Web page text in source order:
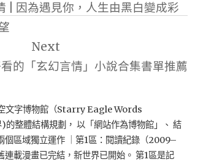
| 因為遇見你，人生由黑白變成彩
Next
的「玄幻言情」小說合集書單推薦
文字博物館（Starry Eagle Words
整體結構規劃， 以「網站作為博物館」、 結
個區域獨立運作 ｜第1區：閱讀紀錄（2009–
連載漫畫已完結，新世界已開始。 第1區是記